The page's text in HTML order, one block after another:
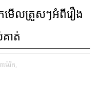
មើលត្រួសៗអំពីរឿង
គាត់
ម៉េរិក,